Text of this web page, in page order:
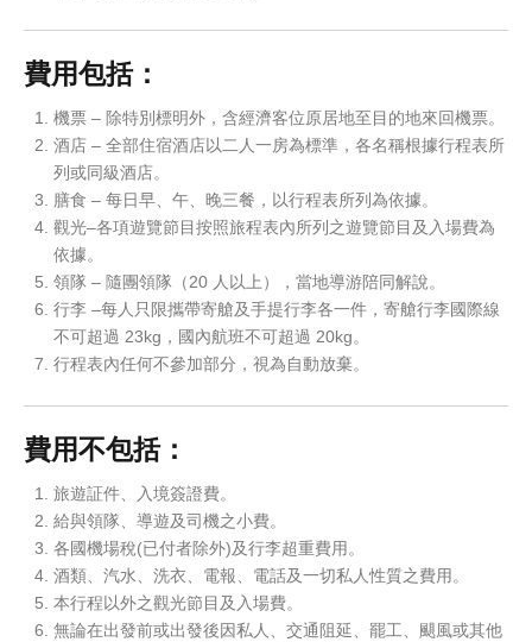
費用包括：
機票 – 除特別標明外，含經濟客位原居地至目的地來回機票。
酒店 – 全部住宿酒店以二人一房為標準，各名稱根據行程表所
列或同級酒店。
膳食 – 每日早、午、晚三餐，以行程表所列為依據。
觀光–各項遊覽節目按照旅程表內所列之遊覽節目及入場費為
依據。
領隊 – 隨團領隊（20 人以上），當地導游陪同解說。
行李 –每人只限攜帶寄艙及手提行李各一件，寄艙行李國際線
不可超過 23kg，國內航班不可超過 20kg。
行程表內任何不參加部分，視為自動放棄。
費用不包括：
旅遊証件、入境簽證費。
給與領隊、導遊及司機之小費。
各國機場稅(已付者除外)及行李超重費用。
酒類、汽水、洗衣、電報、電話及一切私人性質之費用。
本行程以外之觀光節目及入場費。
無論在出發前或出發後因私人、交通阻延、罷工、颶風或其他